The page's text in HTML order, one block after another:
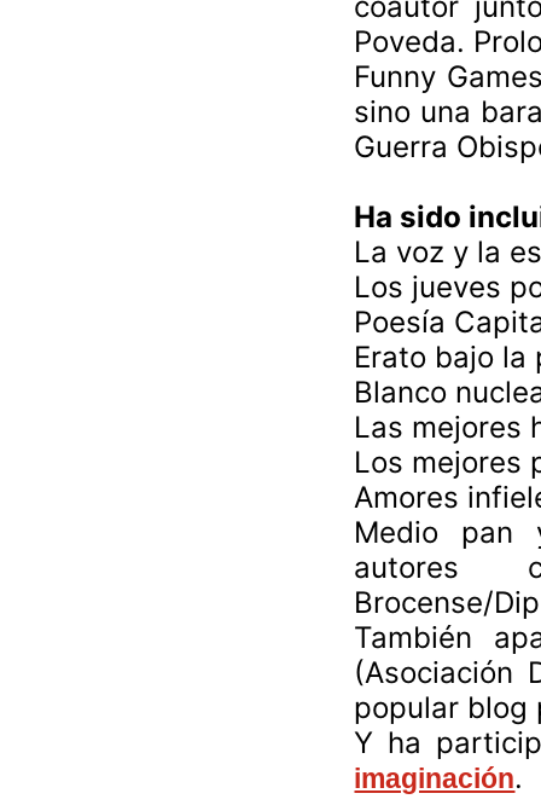
Poveda.
Funny
sino una
Guerra
Ha sido
La voz y la
Los jueves
Poesía
Erato bajo la
Blanco
Las mejores
Los mejores
Amores
Medio pan
autores
Brocense/
También
(Asociación
popular blog
Y ha
imaginación.